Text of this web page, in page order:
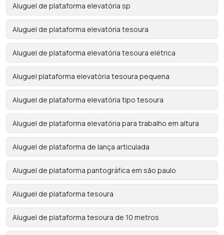
Aluguel de plataforma elevatória sp
Aluguel de plataforma elevatória tesoura
Aluguel de plataforma elevatória tesoura elétrica
Aluguel plataforma elevatória tesoura pequena
Aluguel de plataforma elevatória tipo tesoura
Aluguel de plataforma elevatória para trabalho em altura
Aluguel de plataforma de lança articulada
Aluguel de plataforma pantográfica em são paulo
Aluguel de plataforma tesoura
Aluguel de plataforma tesoura de 10 metros